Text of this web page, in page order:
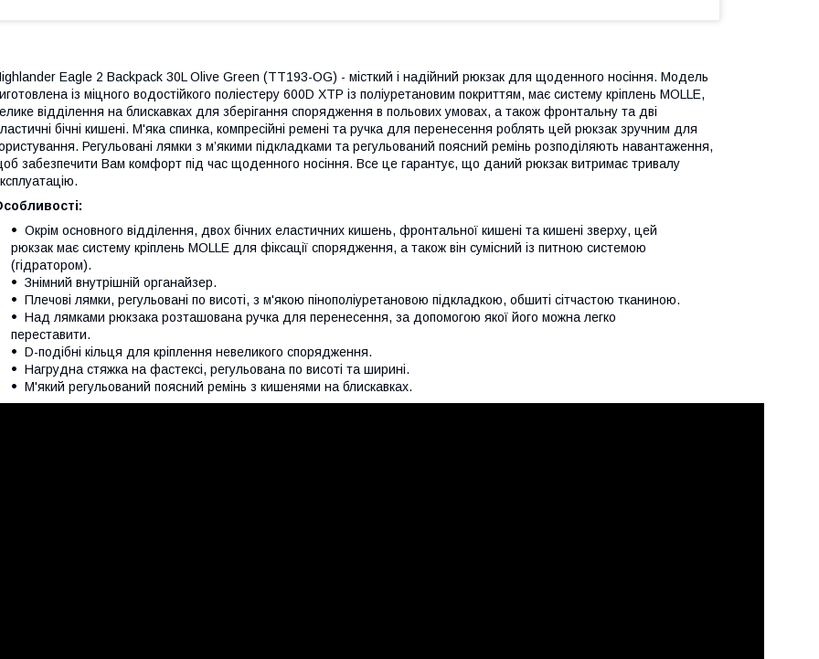
Eagle 2 Backpack 30L Olive Green (TT193-OG) - місткий і надійний рюкзак для щоденного носіння. Модель
із міцного водостійкого поліестеру 600D XTP із поліуретановим покриттям, має систему кріплень MOLLE,
відділення на блискавках для зберігання спорядження в польових умовах, а також фронтальну та дві
бічні кишені. М'яка спинка, компресійні ремені та ручка для перенесення роблять цей рюкзак зручним для
Регульовані лямки з м’якими підкладками та регульований поясний ремінь розподіляють навантаження,
забезпечити Вам комфорт під час щоденного носіння. Все це гарантує, що даний рюкзак витримає тривалу
Окрім основного відділення, двох бічних еластичних кишень, фронтальної кишені та кишені зверху, цей
рюкзак має систему кріплень MOLLE для фіксації спорядження, а також він сумісний із питною системою
(гідратором).
Знімний внутрішній органайзер.
Плечові лямки, регульовані по висоті, з м'якою пінополіуретановою підкладкою, обшиті сітчастою тканиною.
Над лямками рюкзака розташована ручка для перенесення, за допомогою якої його можна легко
переставити.
D-подібні кільця для кріплення невеликого спорядження.
Нагрудна стяжка на фастексі, регульована по висоті та ширині.
М'який регульований поясний ремінь з кишенями на блискавках.